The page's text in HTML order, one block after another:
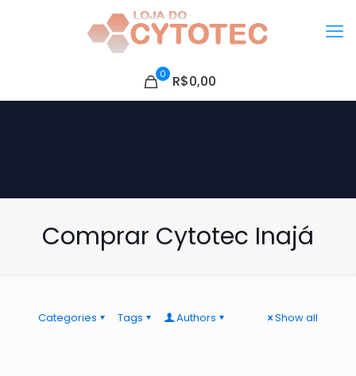
0 R$0,00
Comprar Cytotec Inajá
Categories Tags Authors Show all